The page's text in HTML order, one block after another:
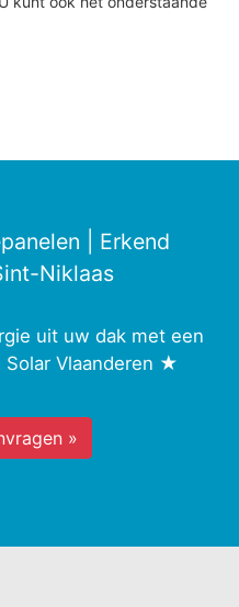
| Erkend
Niklaas
uit uw dak met een
Solar Vlaanderen ★
»